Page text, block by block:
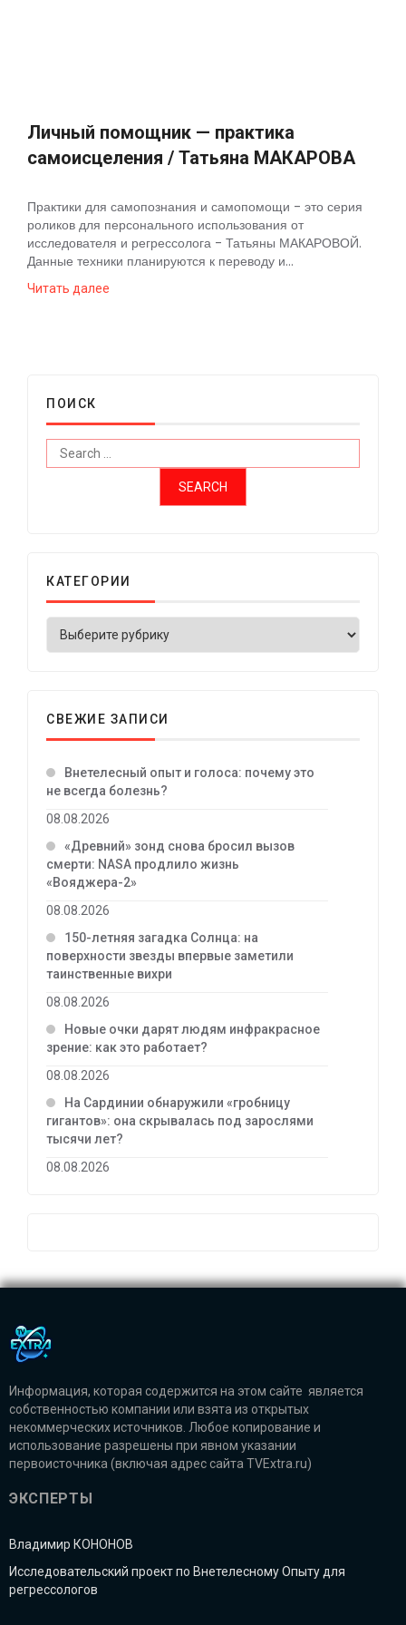
Личный помощник — практика
самоисцеления / Татьяна МАКАРОВА
Практики для самопознания и самопомощи - это серия
роликов для персонального использования от
исследователя и регрессолога - Татьяны МАКАРОВОЙ.
Данные техники планируются к переводу и...
Читать далее
ПОИСК
КАТЕГОРИИ
СВЕЖИЕ ЗАПИСИ
Внетелесный опыт и голоса: почему это
не всегда болезнь?
08.08.2026
«Древний» зонд снова бросил вызов
смерти: NASA продлило жизнь
«Вояджера-2»
08.08.2026
150-летняя загадка Солнца: на
поверхности звезды впервые заметили
таинственные вихри
08.08.2026
Новые очки дарят людям инфракрасное
зрение: как это работает?
08.08.2026
На Сардинии обнаружили «гробницу
гигантов»: она скрывалась под зарослями
тысячи лет?
08.08.2026
Информация, которая содержится на этом сайте является
собственностью компании или взята из открытых
некоммерческих источников. Любое копирование и
использование разрешены при явном указании
первоисточника (включая адрес сайта TVExtra.ru)
ЭКСПЕРТЫ
Владимир КОНОНОВ
Исследовательский проект по Внетелесному Опыту для
регрессологов